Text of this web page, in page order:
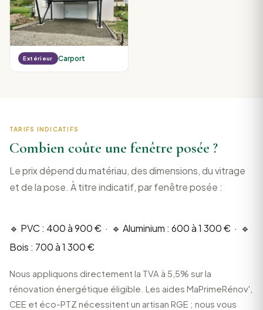
Extérieur Carport
TARIFS INDICATIFS
Combien coûte une fenêtre posée ?
Le prix dépend du matériau, des dimensions, du vitrage
et de la pose. À titre indicatif, par fenêtre posée :
🔹 PVC : 400 à 900 € · 🔹 Aluminium : 600 à 1 300 € · 🔹
Bois : 700 à 1 300 €
Nous appliquons directement la TVA à 5,5% sur la
rénovation énergétique éligible. Les aides MaPrimeRénov',
CEE et éco-PTZ nécessitent un artisan RGE ; nous vous